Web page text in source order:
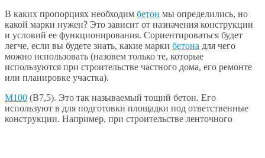
В каких пропорциях необходим бетон мы определились, но
какой марки нужен? Это зависит от назначения конструкции
и условий ее функционирования. Сориентироваться будет
легче, если вы будете знать, какие марки бетона для чего
можно использовать (назовем только те, которые
используются при строительстве частного дома, его ремонте
или планировке участка).
М100 (В7,5). Это так называемый тощий бетон. Его
используют в для подготовки площадки под ответственные
конструкции. Например, при строительстве ленточного